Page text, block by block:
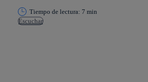
Tiempo de lectura: 7 min
Escuchar